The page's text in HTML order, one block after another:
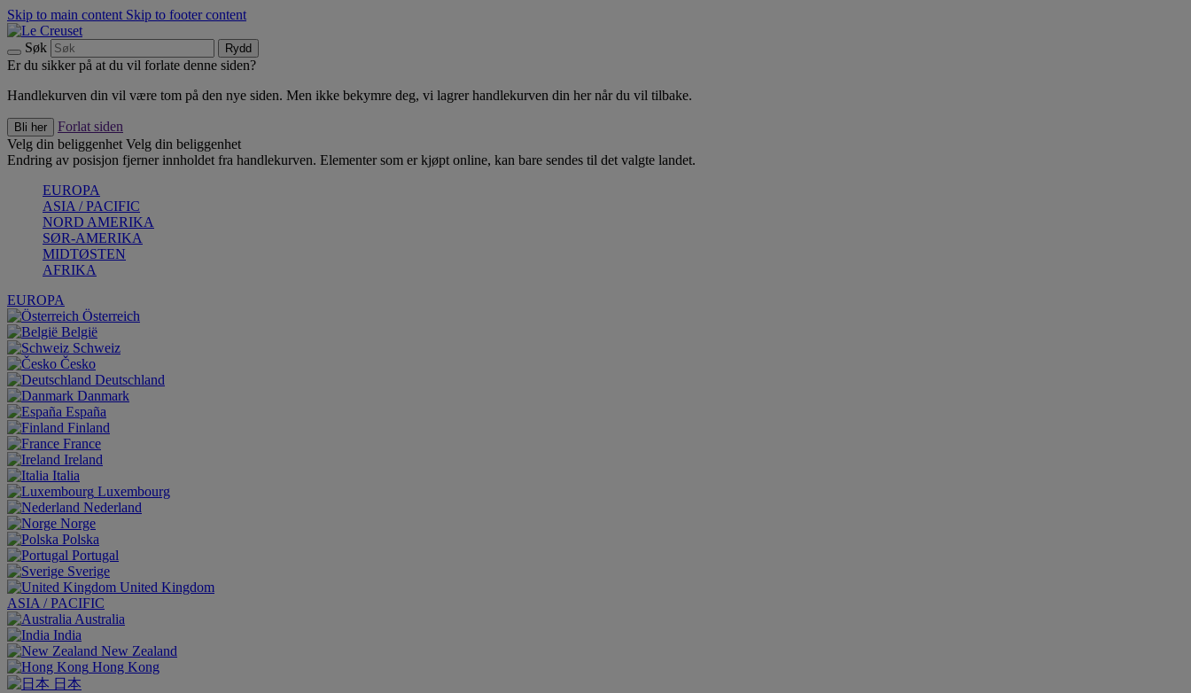
Skip to main content Skip to footer content
Søk Rydd
Er du sikker på at du vil forlate denne siden?
Handlekurven din vil være tom på den nye siden. Men ikke bekymre deg, vi lagrer handlekurven din her når du vil tilbake.
Bli her
Forlat siden
Velg din beliggenhet Velg din beliggenhet
Endring av posisjon fjerner innholdet fra handlekurven. Elementer som er kjøpt online, kan bare sendes til det valgte landet.
EUROPA
ASIA / PACIFIC
NORD AMERIKA
SØR-AMERIKA
MIDTØSTEN
AFRIKA
EUROPA
Österreich
België
Schweiz
Česko
Deutschland
Danmark
España
Finland
France
Ireland
Italia
Luxembourg
Nederland
Norge
Polska
Portugal
Sverige
United Kingdom
ASIA / PACIFIC
Australia
India
New Zealand
Hong Kong
日本